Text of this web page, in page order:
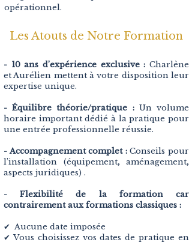
opérationnel.
Les Atouts de Notre Formation
- 10 ans d’expérience exclusive : Charlène
et Aurélien mettent à votre disposition leur
expertise unique.
- Équilibre théorie/pratique :Un volume
horaire important dédié à la pratique pour
une entrée professionnelle réussie.
- Accompagnement complet :Conseils pour
l’installation (équipement, aménagement,
aspects juridiques) .
- Flexibilité de la formation car
contrairement aux formations classiques :
✔ Aucune date imposée
✔ Vous choisissez vos dates de pratique en